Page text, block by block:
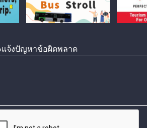
แจ้งปัญหาข้อผิดพลาด